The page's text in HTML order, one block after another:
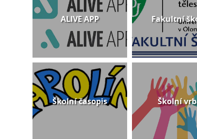
ALIVE APP Fakultní
Školní časopis Školní